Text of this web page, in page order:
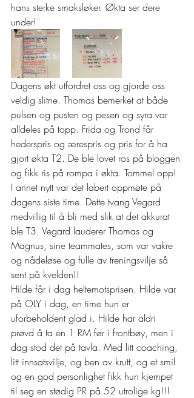
hans sterke smaksløker. Økta ser dere
under!¨
Dagens økt utfordret oss og gjorde oss
veldig slitne. Thomas bemerket at både
pulsen og pusten og pesen og syra var
alldeles på topp. Frida og Trond får
hederspris og ærespris og pris for å ha
gjort økta T2. De ble lovet ros på bloggen
og fikk ris på rompa i økta. Tommel opp!
I annet nytt var det labert oppmøte på
dagens siste time. Dette tvang Vegard
medvillig til å bli med slik at det akkurat
ble T3. Vegard lauderer Thomas og
Magnus, sine teammates, som var vakre
og nådeløse og fulle av treningsvilje så
sent på kvelden!!
Hilde får i dag heltemotsprisen. Hilde var
på OLY i dag, en time hun er
uforbeholdent glad i. Hilde har aldri
prøvd å ta en 1 RM før i frontbøy, men i
dag stod det på tavla. Med litt coaching,
litt innsatsvilje, og ben av krutt, og et smil
og en god personlighet fikk hun kjempet
til seg en stødig PR på 52 utrolige kg!!!